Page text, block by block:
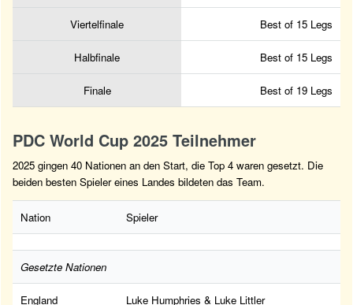
Viertelfinale Best of 15 Legs
Halbfinale Best of 15 Legs
Finale Best of 19 Legs
PDC World Cup 2025 Teilnehmer
2025 gingen 40 Nationen an den Start, die Top 4 waren gesetzt. Die
beiden besten Spieler eines Landes bildeten das Team.
Nation Spieler
Gesetzte Nationen
England Luke Humphries & Luke Littler